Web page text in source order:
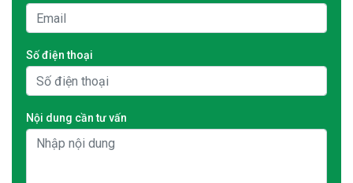
Số điện thoại
Nội dung cần tư vấn